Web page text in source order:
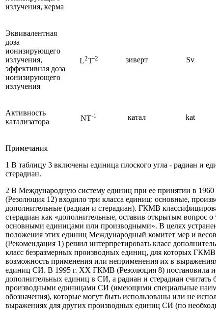
излучения, керма
Эквивалентная
доза
ионизирующего
излучения,
эффективная доза
ионизирующего
излучения
L2T-2 зиверт Sv
Активность
катализатора
NT-1 катал kat
Примечания
1 В таблицу 3 включены единица плоского угла - радиан и
стерадиан.
2 В Международную систему единиц при ее принятии в
(Резолюция 12) входило три класса единиц: основные,
дополнительные (радиан и стерадиан). ГКМВ
стерадиан как «дополнительные, оставив открытым вопрос о
основными единицами или производными». В целях
положения этих единиц Международный комитет мер и весов
(Рекомендация 1) решил интерпретировать класс
класс безразмерных производных единиц, для которых ГКМВ
возможность применения или неприменения их в
единиц СИ. В 1995 г. XX ГКМВ (Резолюция 8) постановила
дополнительных единиц в СИ, а радиан и стерадиан считать
производными единицами СИ (имеющими специальные
обозначения), которые могут быть использованы или не
выражениях для других производных единиц СИ (по